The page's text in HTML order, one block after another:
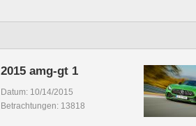
2015 amg-gt 1
Datum: 10/14/2015
Betrachtungen: 13818